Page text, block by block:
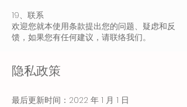
19、联系
欢迎您就本使用条款提出您的问题、疑虑和反
馈，如果您有任何建议，请联络我们。
隐私政策
最后更新时间：2022 年 1 月 1 日